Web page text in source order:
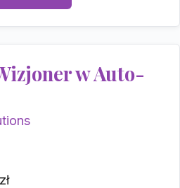
w Auto-